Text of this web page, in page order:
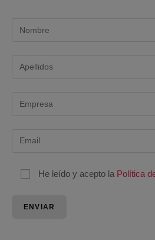
He leído y acepto la Política